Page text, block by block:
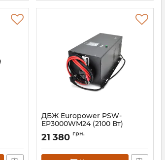
ДБЖ Europower PSW-
EP3000WM24 (2100 Вт)
Артикул: 02135
21 380 грн.